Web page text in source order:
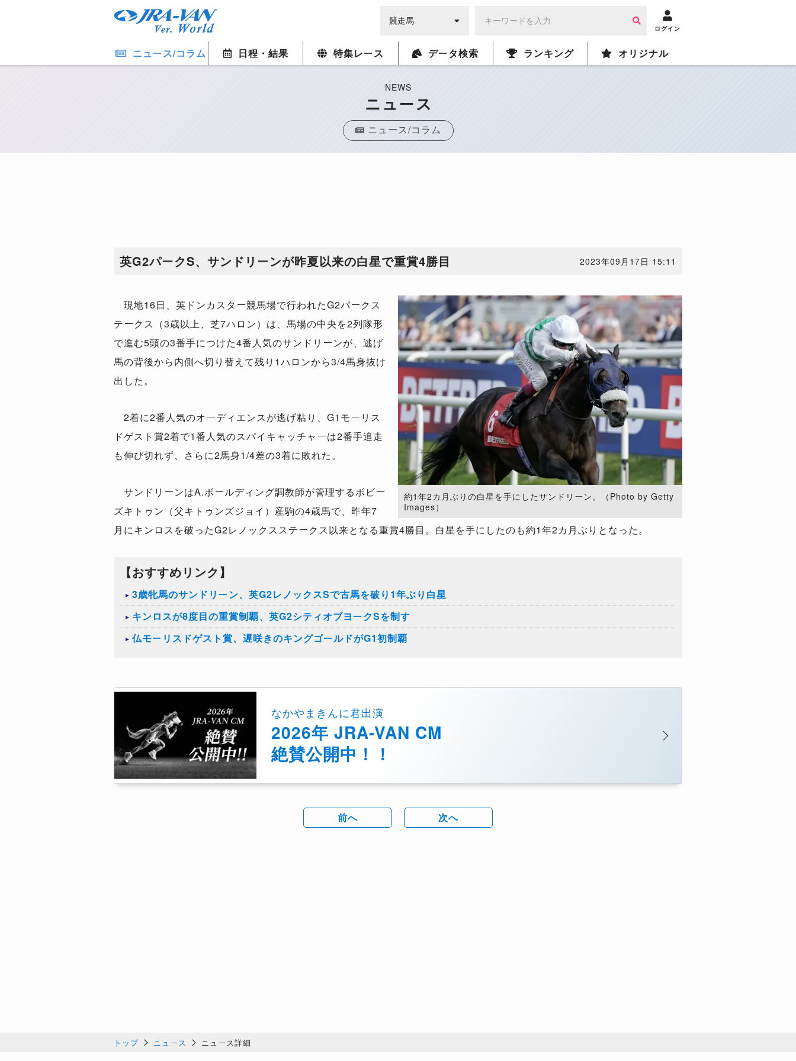
ログイン
ニュース/コラム 日程・結果 特集レース データ検索 ランキング オリジナル
NEWS
ニュース
ニュース/コラム
英G2パークS、サンドリーンが昨夏以来の白星で重賞4勝目 2023年09月17日 15:11
約1年2カ月ぶりの白星を手にしたサンドリーン。（Photo by Getty
Images）
現地16日、英ドンカスター競馬場で行われたG2パークス
テークス（3歳以上、芝7ハロン）は、馬場の中央を2列隊形
で進む5頭の3番手につけた4番人気のサンドリーンが、逃げ
馬の背後から内側へ切り替えて残り1ハロンから3/4馬身抜け
出した。
2着に2番人気のオーディエンスが逃げ粘り、G1モーリス
ドゲスト賞2着で1番人気のスパイキャッチャーは2番手追走
も伸び切れず、さらに2馬身1/4差の3着に敗れた。
サンドリーンはA.ボールディング調教師が管理するボビー
ズキトゥン（父キトゥンズジョイ）産駒の4歳馬で、昨年7
月にキンロスを破ったG2レノックスステークス以来となる重賞4勝目。白星を手にしたのも約1年2カ月ぶりとなった。
【おすすめリンク】
3歳牝馬のサンドリーン、英G2レノックスSで古馬を破り1年ぶり白星
キンロスが8度目の重賞制覇、英G2シティオブヨークSを制す
仏モーリスドゲスト賞、遅咲きのキングゴールドがG1初制覇
なかやまきんに君出演
2026年 JRA-VAN CM
絶賛公開中！！
前へ 次へ
トップ ニュース ニュース詳細